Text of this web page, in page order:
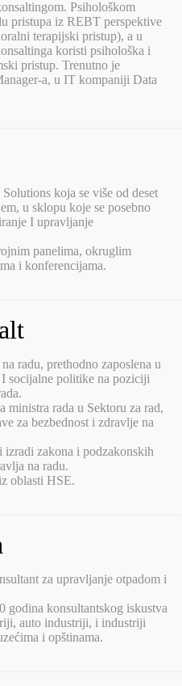
Psihološkom
pristupa iz REBT perspektive
terapijski pristup), a u
koristi psihološka i
pristup. Trenutno je
a, u IT kompaniji Data
koja se više od deset
u sklopu koje se posebno
I upravljanje
panelima, okruglim
i konferencijama.
radu, prethodno zaposlena u
socijalne politike na poziciji
ministra rada u Sektoru za rad,
za bezbednost i zdravlje na
zakona i podzakonskih
na radu.
oblasti HSE.
za upravljanje otpadom i
konsultantskog iskustva
auto industriji, i industriji
i opštinama.